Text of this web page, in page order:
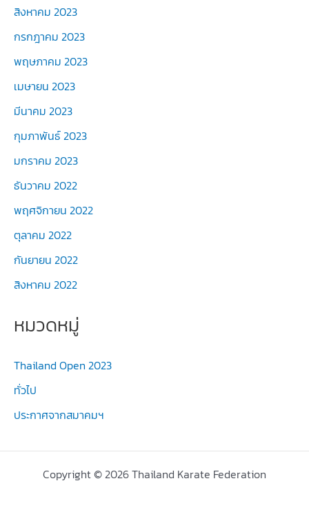
สิงหาคม 2023
กรกฎาคม 2023
พฤษภาคม 2023
เมษายน 2023
มีนาคม 2023
กุมภาพันธ์ 2023
มกราคม 2023
ธันวาคม 2022
พฤศจิกายน 2022
ตุลาคม 2022
กันยายน 2022
สิงหาคม 2022
หมวดหมู่
Thailand Open 2023
ทั่วไป
ประกาศจากสมาคมฯ
Copyright © 2026 Thailand Karate Federation